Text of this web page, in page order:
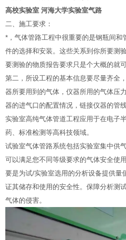
高校实验室河海大学实验室气路
二、施工要求：
*，气体管路工程中很重要的是钢瓶间
件的选择和安装。这些关系到你所要测
要测验的物质报告要求只是个大概的就可
第二，所设工程的基本信息要尽量齐全
器所要用到的气体，仪器所用的气体压
器的进气口的配置情况，链接仪器的管线
实验室高纯气体管道工程应用于在电子
药、标准检测等高科技领域。
试验室气体管路系统包括实验室集中供
可以满足您不同等级要求的气体安全使
要是为试/实验室选用的分析设备提供量
证其储存和使用的安全性。保障分析测
气体的侵害。